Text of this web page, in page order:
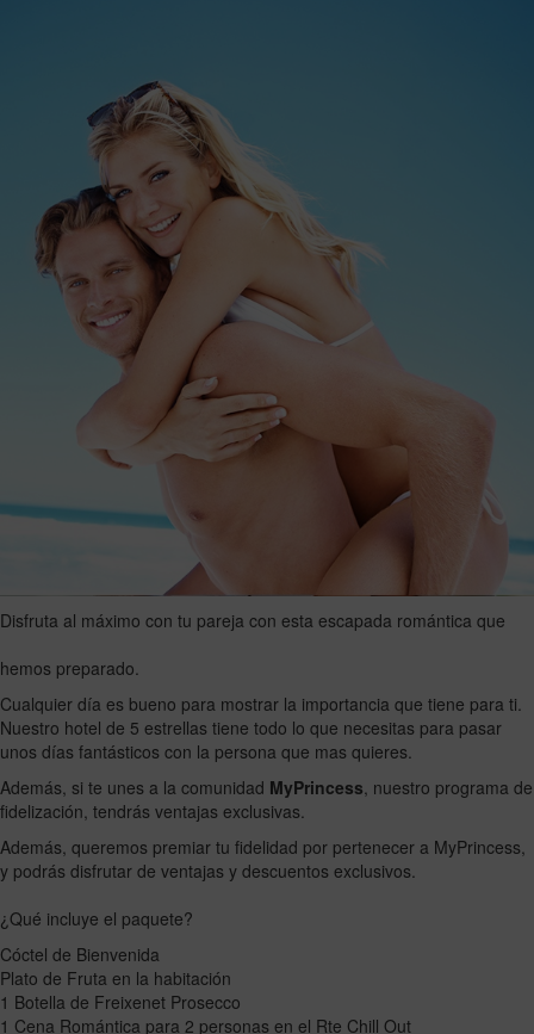
Disfruta al máximo con tu pareja con esta escapada romántica que
hemos preparado.
Cualquier día es bueno para mostrar la importancia que tiene para ti.
Nuestro hotel de 5 estrellas tiene todo lo que necesitas para pasar
unos días fantásticos con la persona que mas quieres.
Además, si te unes a la comunidad MyPrincess , nuestro programa de
fidelización, tendrás ventajas exclusivas.
Además, queremos premiar tu fidelidad por pertenecer a MyPrincess,
y podrás disfrutar de ventajas y descuentos exclusivos.
¿Qué incluye el paquete?
Cóctel de Bienvenida
Plato de Fruta en la habitación
1 Botella de Freixenet Prosecco
1 Cena Romántica para 2 personas en el Rte Chill Out